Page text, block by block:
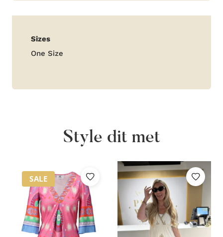
Aanvullende
informatie
Sizes
One Size
Style dit met
SALE